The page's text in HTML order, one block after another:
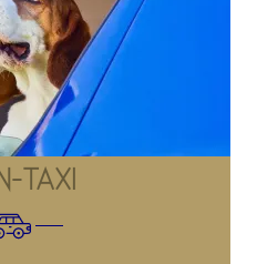
TAXI